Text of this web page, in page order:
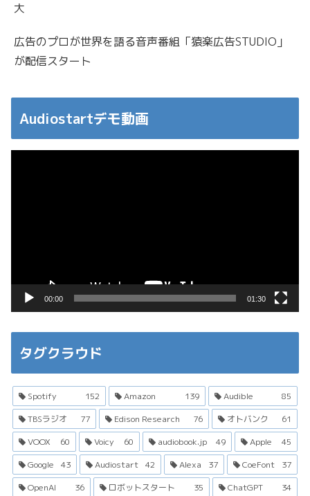
大
広告のプロが世界を語る音声番組「猿楽広告STUDIO」
が配信スタート
Audiostartデモ動画
00:00 01:30
タグクラウド
Spotify 152 Amazon 139 Audible
85
TBSラジオ
77 Edison Research 76 オトバンク
61
VOOX
60 Voicy 60 audiobook.jp 49 Apple
45
Google
43 Audiostart 42 Alexa 37 CoeFont
37
OpenAI
36 ロボットスタート 35 ChatGPT
34